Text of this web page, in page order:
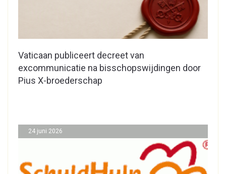
Vaticaan publiceert decreet van
excommunicatie na bisschopswijdingen door
Pius X-broederschap
24 juni 2026